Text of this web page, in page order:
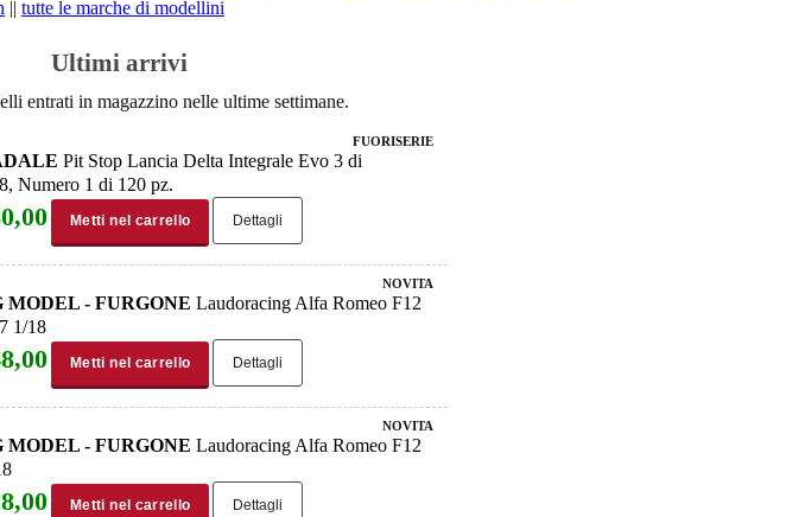
|| tutte le marche di modellini
Ultimi arrivi
entrati in magazzino nelle ultime settimane.
FUORISERIE
Pit Stop Lancia Delta Integrale Evo 3 di
Numero 1 di 120 pz.
Metti nel carrello Dettagli
NOVITA
- FURGONE Laudoracing Alfa Romeo F12
1/18
Metti nel carrello Dettagli
NOVITA
- FURGONE Laudoracing Alfa Romeo F12
Metti nel carrello Dettagli